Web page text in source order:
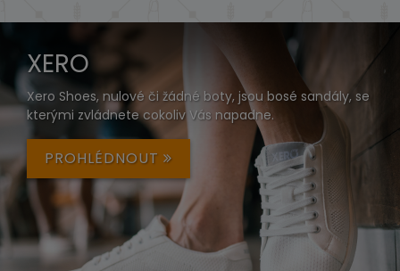
XERO
Xero Shoes, nulové či žádné boty, jsou bosé sandály, se
kterými zvládnete cokoliv Vás napadne.
PROHLÉDNOUT